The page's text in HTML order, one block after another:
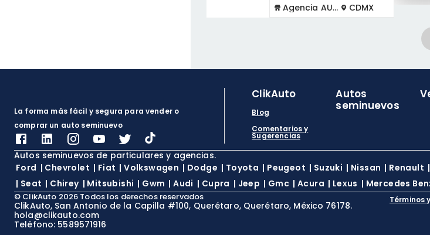
Agencia AUTOCOM
CDMX
La forma más fácil y segura para vender o
comprar un auto seminuevo
ClikAuto
Blog
Comentarios y
Sugerencias
Autos
seminuevos
Autos seminuevos de particulares y agencias.
Ford | Chevrolet | Fiat |Volkswagen | Dodge | Toyota | Peugeot | Suzuki | Nissan | Renault |
| Seat | Chirey | Mitsubishi | Gwm |Audi | Cupra | Jeep | Gmc | Acura | Lexus | Mercedes
© ClikAuto 2026 Todos los derechos reservados
ClikAuto, San Antonio de la Capilla #100, Querétaro, Querétaro, México 76178.
hola@clikauto.com
Teléfono: 5589571916
Términos